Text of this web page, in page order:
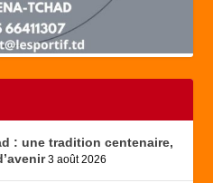
: une tradition centenaire,
3 août 2026